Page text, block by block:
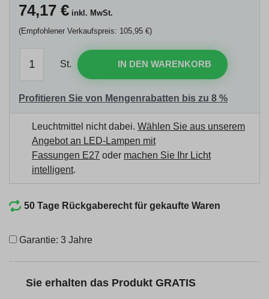
74,17 € inkl. MwSt.
(Empfohlener Verkaufspreis: 105,95 €)
St. IN DEN WARENKORB
Profitieren Sie von Mengenrabatten bis zu 8 %
Leuchtmittel nicht dabei. Wählen Sie aus unserem
Angebot an LED-Lampen mit
Fassungen E27 oder machen Sie Ihr Licht
intelligent.
50 Tage Rückgaberecht für gekaufte Waren
Garantie: 3 Jahre
Sie erhalten das Produkt GRATIS